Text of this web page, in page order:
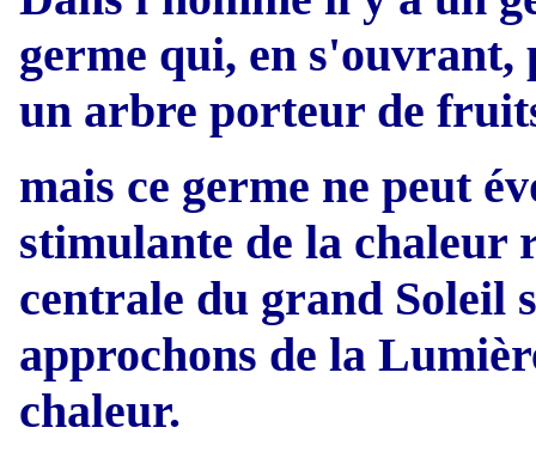
germe qui, en
un arbre porteur de
mais ce germe ne peut
stimulante de la chaleur
centrale du grand Soleil
approchons de la
chaleur.